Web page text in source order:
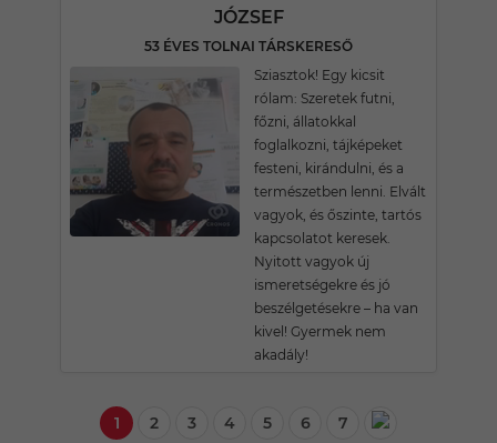
JÓZSEF
53 ÉVES TOLNAI TÁRSKERESŐ
Sziasztok! Egy kicsit
rólam: Szeretek futni,
főzni, állatokkal
foglalkozni, tájképeket
festeni, kirándulni, és a
természetben lenni. Elvált
vagyok, és őszinte, tartós
kapcsolatot keresek.
Nyitott vagyok új
ismeretségekre és jó
beszélgetésekre – ha van
kivel! Gyermek nem
akadály!
1 2 3 4 5 6 7